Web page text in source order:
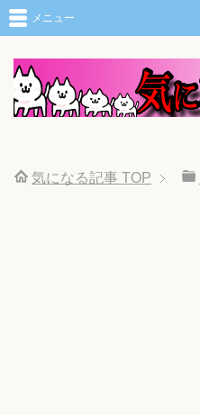
メニュー
気になる記事 TOP